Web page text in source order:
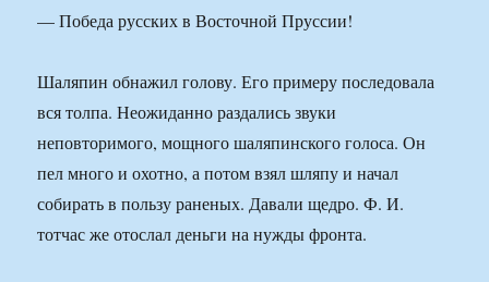
— Победа русских в Восточной Пруссии!
Шаляпин обнажил голову. Его примеру последовала
вся толпа. Неожиданно раздались звуки
неповторимого, мощного шаляпинского голоса. Он
пел много и охотно, а потом взял шляпу и начал
собирать в пользу раненых. Давали щедро. Ф. И.
тотчас же отослал деньги на нужды фронта.